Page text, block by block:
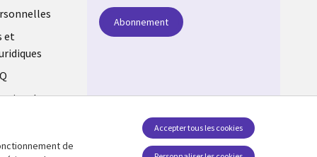
et
des
Abonnement
de
Accepter tous les cookies